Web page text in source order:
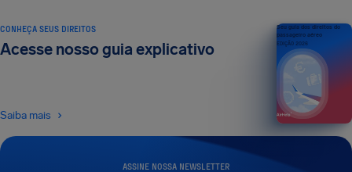
ASSINE NOSSA NEWSLETTER
CONHEÇA SEUS DIREITOS
Acesse nosso guia explicativo
Saiba mais
Seu guia dos direitos do
passageiro aéreo
EDIÇÃO 2026